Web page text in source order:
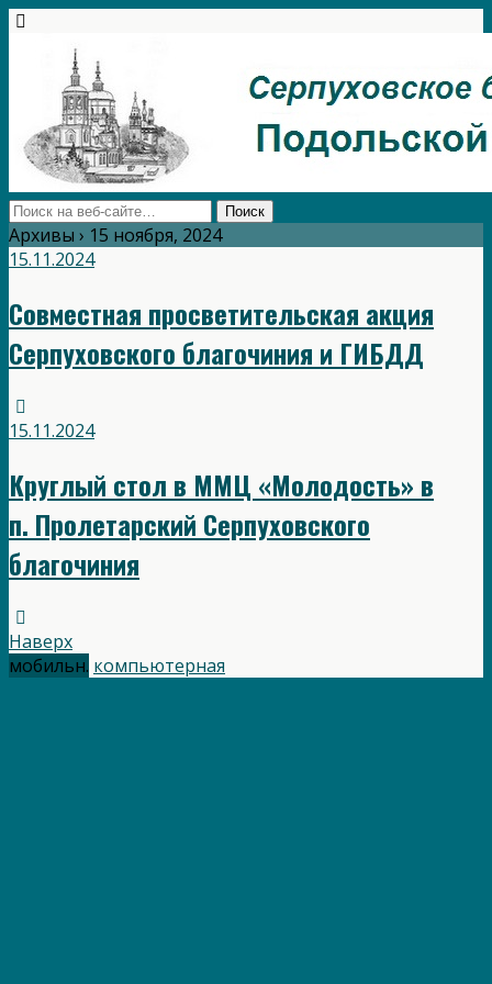
Архивы › 15 ноября, 2024
15.11.2024
Совместная просветительская акция
Серпуховского благочиния и ГИБДД
15.11.2024
Круглый стол в ММЦ «Молодость» в
п. Пролетарский Серпуховского
благочиния
Наверх
мобильн. компьютерная